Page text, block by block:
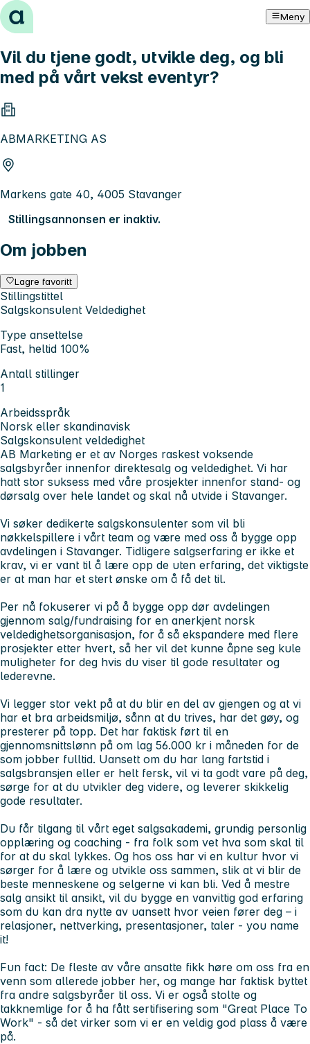
Hopp til innhold Meny
Vil du tjene godt, utvikle deg, og bli
med på vårt vekst eventyr?
ABMARKETING AS
Markens gate 40, 4005 Stavanger
Stillingsannonsen er inaktiv.
Om jobben
Lagre favoritt
Stillingstittel
Salgskonsulent Veldedighet
Type ansettelse
Fast, heltid 100%
Antall stillinger
1
Arbeidsspråk
Norsk eller skandinavisk
Salgskonsulent veldedighet
AB Marketing er et av Norges raskest voksende
salgsbyråer innenfor direktesalg og veldedighet. Vi har
hatt stor suksess med våre prosjekter innenfor stand- og
dørsalg over hele landet og skal nå utvide i Stavanger.
Vi søker dedikerte salgskonsulenter som vil bli
nøkkelspillere i vårt team og være med oss å bygge opp
avdelingen i Stavanger. Tidligere salgserfaring er ikke et
krav, vi er vant til å lære opp de uten erfaring, det viktigste
er at man har et stert ønske om å få det til.
Per nå fokuserer vi på å bygge opp dør avdelingen
gjennom salg/fundraising for en anerkjent norsk
veldedighetsorganisasjon, for å så ekspandere med flere
prosjekter etter hvert, så her vil det kunne åpne seg kule
muligheter for deg hvis du viser til gode resultater og
lederevne.
Vi legger stor vekt på at du blir en del av gjengen og at vi
har et bra arbeidsmiljø, sånn at du trives, har det gøy, og
presterer på topp. Det har faktisk ført til en
gjennomsnittslønn på om lag 56.000 kr i måneden for de
som jobber fulltid. Uansett om du har lang fartstid i
salgsbransjen eller er helt fersk, vil vi ta godt vare på deg,
sørge for at du utvikler deg videre, og leverer skikkelig
gode resultater.
Du får tilgang til vårt eget salgsakademi, grundig personlig
opplæring og coaching - fra folk som vet hva som skal til
for at du skal lykkes. Og hos oss har vi en kultur hvor vi
sørger for å lære og utvikle oss sammen, slik at vi blir de
beste menneskene og selgerne vi kan bli. Ved å mestre
salg ansikt til ansikt, vil du bygge en vanvittig god erfaring
som du kan dra nytte av uansett hvor veien fører deg – i
relasjoner, nettverking, presentasjoner, taler - you name
it!
Fun fact: De fleste av våre ansatte fikk høre om oss fra en
venn som allerede jobber her, og mange har faktisk byttet
fra andre salgsbyråer til oss. Vi er også stolte og
takknemlige for å ha fått sertifisering som "Great Place To
Work" - så det virker som vi er en veldig god plass å være
på.